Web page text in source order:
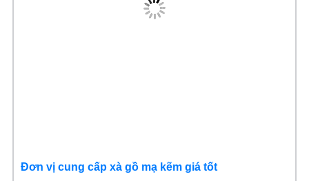
Đơn vị cung cấp xà gồ mạ kẽm giá tốt